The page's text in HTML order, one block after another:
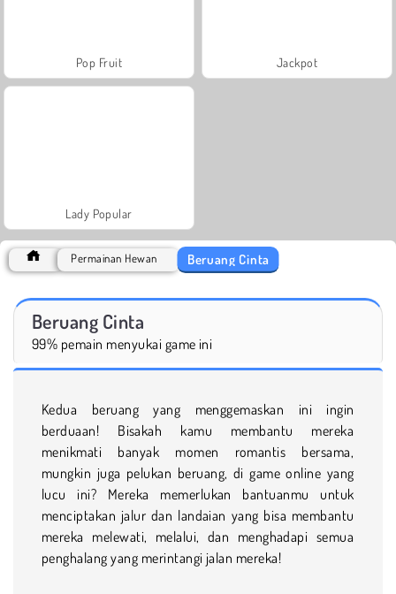
Pop Fruit Jackpot
Lady Popular
Permainan Hewan Beruang Cinta
Beruang Cinta
99% pemain menyukai game ini
Kedua beruang yang menggemaskan ini ingin
berduaan! Bisakah kamu membantu mereka
menikmati banyak momen romantis bersama,
mungkin juga pelukan beruang, di game online yang
lucu ini? Mereka memerlukan bantuanmu untuk
menciptakan jalur dan landaian yang bisa membantu
mereka melewati, melalui, dan menghadapi semua
penghalang yang merintangi jalan mereka!